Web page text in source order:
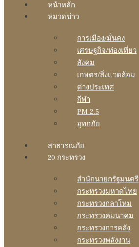
หน้าหลัก
หมวดข่าว
การเมือง/มั่นคง
เศรษฐกิจ/ท่องเที่ยว
สังคม
เกษตร/สิ่งแวดล้อม
ต่างประเทศ
กีฬา
PM 2.5
อุทกภัย
สาธารณภัย
20 กระทรวง
สํานักนายกรัฐมนตรี
กระทรวงมหาดไทย
กระทรวงกลาโหม
กระทรวงคมนาคม
กระทรวงการคลัง
กระทรวงพลังงาน